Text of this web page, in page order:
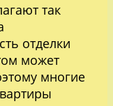
так
отделки
может
многие